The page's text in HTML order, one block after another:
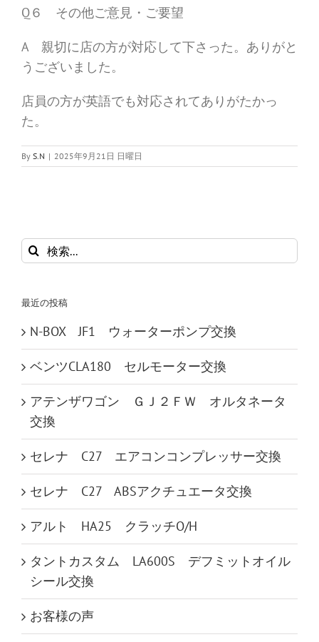
Q６ その他ご意見・ご要望
A 親切に店の方が対応して下さった。ありがと
うございました。
店員の方が英語でも対応されてありがたかっ
た。
By S.N | 2025年9月21日 日曜日
検
索
最近の投稿
N-BOX JF1 ウォーターポンプ交換
ベンツCLA180 セルモーター交換
アテンザワゴン ＧＪ２ＦＷ オルタネータ
交換
セレナ C27 エアコンコンプレッサー交換
セレナ C27 ABSアクチュエータ交換
アルト HA25 クラッチO/H
タントカスタム LA600S デフミットオイル
シール交換
お客様の声